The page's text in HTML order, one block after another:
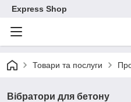
Express Shop
Товари та послуги
Вібратори для бетону